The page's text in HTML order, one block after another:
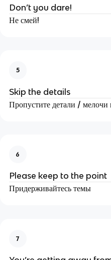
Don’t you dare!
Не смей!
5
Skip the details
Пропустите детали / мелочи
6
Please keep to the point
Придерживайтесь темы
7